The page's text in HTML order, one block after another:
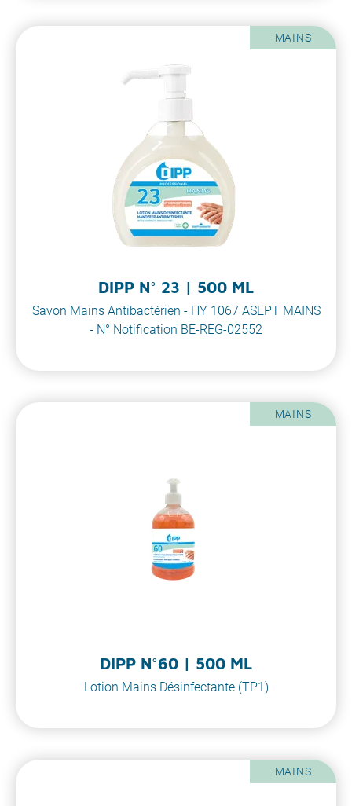
MAINS
DIPP N° 23 | 500 ML
Savon Mains Antibactérien - HY 1067 ASEPT MAINS
- N° Notification BE-REG-02552
MAINS
DIPP N°60 | 500 ML
Lotion Mains Désinfectante (TP1)
MAINS